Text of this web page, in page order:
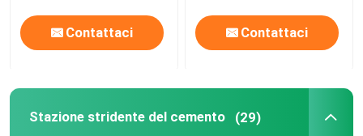
Contattaci Contattaci
Stazione stridente del cemento (29)